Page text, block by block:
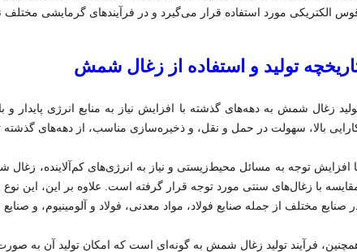
الکتریکی مورد استفاده قرار می‌گیرد و در فرآیندهای گرمایشی
تولید و استفاده از زغال شمش
زغال شمش به دهه‌های گذشته با افزایش نیاز به منابع انرژی پایدار
بالا، سهولت در حمل و نقل، و ذخیره‌سازی مناسب، از دهه‌های
افزایش توجه به مسائل محیط‌زیستی و نیاز به انرژی‌های کم‌آلاینده،
با زغال‌های سنتی مورد توجه قرار گرفته است. علاوه بر این، این
صنایع مختلف از جمله صنایع فولاد، مواد معدنی، فولاد و آلومینیوم، و
فرآیند تولید زغال شمش به گونه‌ای است که امکان تولید آن به